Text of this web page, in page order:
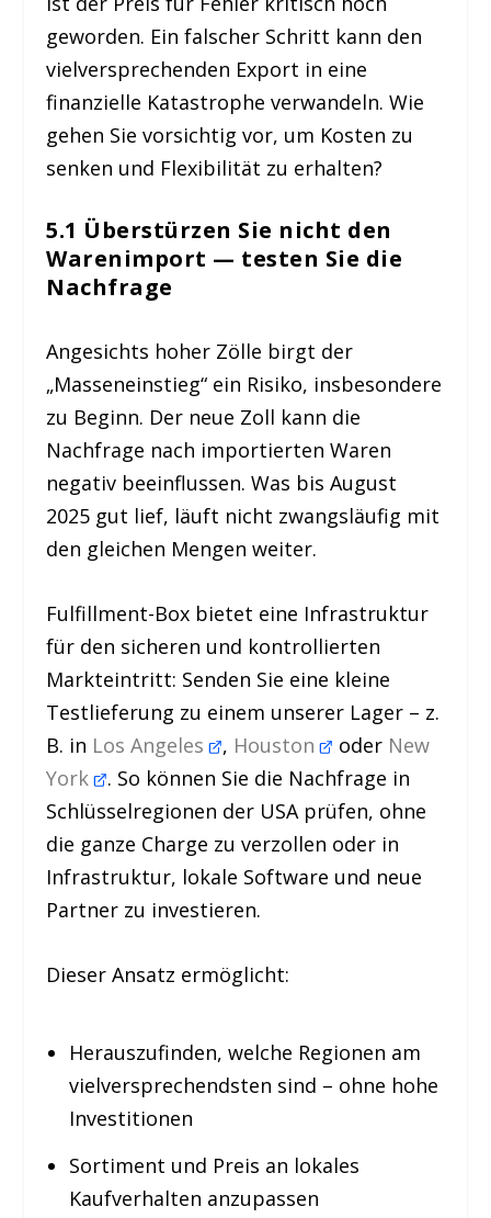
geworden. Ein falscher Schritt kann den
vielversprechenden Export in eine
finanzielle Katastrophe verwandeln. Wie
gehen Sie vorsichtig vor, um Kosten zu
senken und Flexibilität zu erhalten?
5.1 Überstürzen Sie nicht den
Warenimport — testen Sie die
Nachfrage
Angesichts hoher Zölle birgt der
„Masseneinstieg“ ein Risiko, insbesondere
zu Beginn. Der neue Zoll kann die
Nachfrage nach importierten Waren
negativ beeinflussen. Was bis August
2025 gut lief, läuft nicht zwangsläufig mit
den gleichen Mengen weiter.
Fulfillment-Box bietet eine Infrastruktur
für den sicheren und kontrollierten
Markteintritt: Senden Sie eine kleine
Test­lieferung zu einem unserer Lager – z.
B. in Los Angeles , Houston oder New
York . So können Sie die Nachfrage in
Schlüsselregionen der USA prüfen, ohne
die ganze Charge zu verzollen oder in
Infrastruktur, lokale Software und neue
Partner zu investieren.
Dieser Ansatz ermöglicht:
Herauszufinden, welche Regionen am
vielversprechendsten sind – ohne hohe
Investitionen
Sortiment und Preis an lokales
Kaufverhalten anzupassen